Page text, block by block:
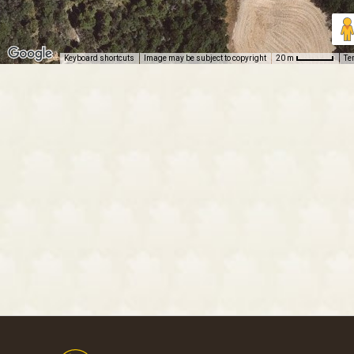
Keyboard shortcuts Image may be subject to copyright 20 m